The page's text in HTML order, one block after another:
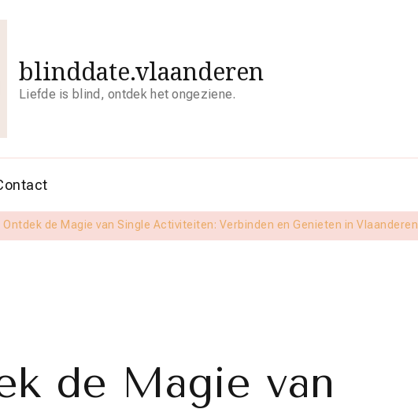
blinddate.vlaanderen
Liefde is blind, ontdek het ongeziene.
Ontdek de Magie van Single Activiteiten: Verbinden en Genieten in Vlaanderen
de Magie van